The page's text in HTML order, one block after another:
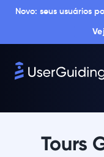
Novo: seus usuários
Tours